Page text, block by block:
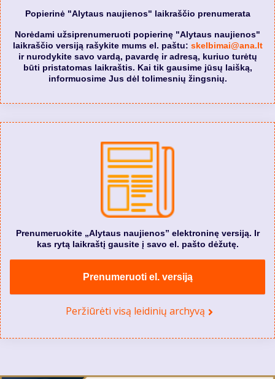
Popierinė "Alytaus naujienos" laikraščio prenumerata
Norėdami užsiprenumeruoti popierinę "Alytaus naujienos"
laikraščio versiją rašykite mums el. paštu: skelbimai@ana.lt
ir nurodykite savo vardą, pavardę ir adresą, kuriuo turėtų
būti pristatomas laikraštis. Kai tik gausime jūsų laišką,
informuosime Jus dėl tolimesnių žingsnių.
Prenumeruokite „Alytaus naujienos” elektroninę versiją. Ir
kas rytą laikraštį gausite į savo el. pašto dėžutę.
Prenumeruoti el. versiją
Peržiūrėti visą leidinių archyvą